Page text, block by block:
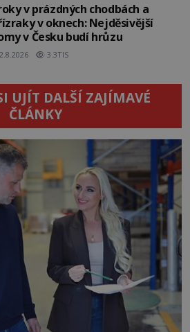
v prázdných chodbách a
v oknech: Nejděsivější
v Česku budí hrůzu
2.8.2026 3.3TIS
UJÍT DALŠÍ ZAJÍMAVÉ
ČLÁNKY